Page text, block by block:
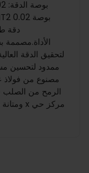
مصنوع من فولاذ
الرمح من الصلب